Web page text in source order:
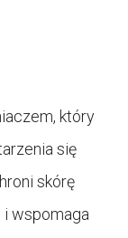
który
się
skórę
i wspomaga